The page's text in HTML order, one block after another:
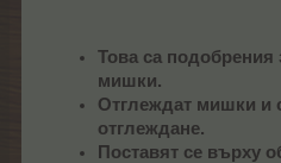
Това са подобрения
мишки.
Отглеждат мишки и
отглеждане.
Поставят се върху